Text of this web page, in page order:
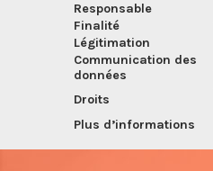
Responsable
Finalité
Légitimation
Communication des
données
Droits
Plus d’informations